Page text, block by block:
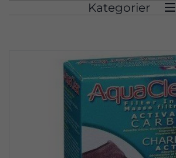
Kategorier 